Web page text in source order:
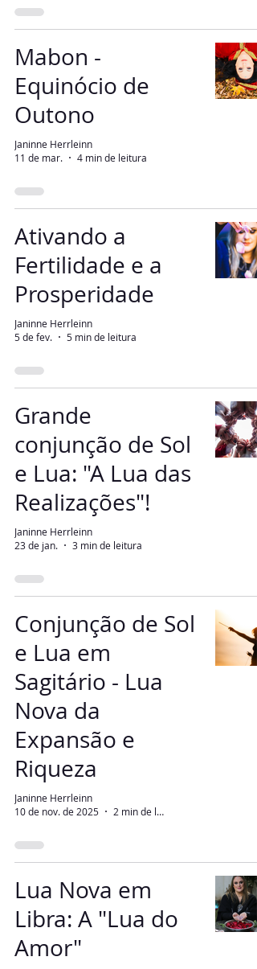
Mabon -
Equinócio de
Outono
Janinne Herrleinn
11 de mar.
4 min de leitura
Ativando a
Fertilidade e a
Prosperidade
Janinne Herrleinn
5 de fev.
5 min de leitura
Grande
conjunção de Sol
e Lua: "A Lua das
Realizações"!
Janinne Herrleinn
23 de jan.
3 min de leitura
Conjunção de Sol
e Lua em
Sagitário - Lua
Nova da
Expansão e
Riqueza
Janinne Herrleinn
10 de nov. de 2025
2 min de leitura
Lua Nova em
Libra: A "Lua do
Amor"